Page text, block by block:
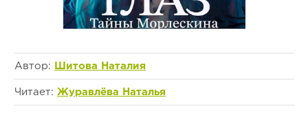
Автор: Шитова Наталия
Читает: Журавлёва Наталья